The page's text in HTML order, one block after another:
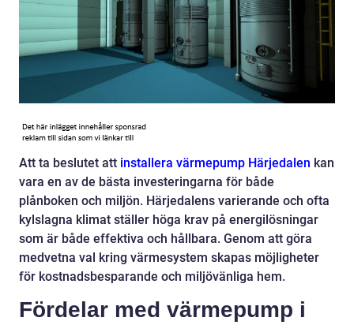
Att ta beslutet att installera värmepump Härjedalen kan
vara en av de bästa investeringarna för både
plånboken och miljön. Härjedalens varierande och ofta
kylslagna klimat ställer höga krav på energilösningar
som är både effektiva och hållbara. Genom att göra
medvetna val kring värmesystem skapas möjligheter
för kostnadsbesparande och miljövänliga hem.
Fördelar med värmepump i